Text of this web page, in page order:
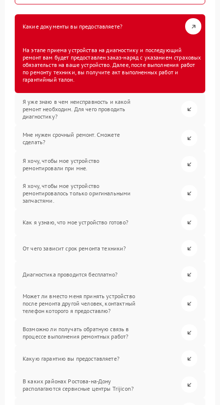
Какие документы вы предоставляете?
На этапе приема устройства на диагностику и последующий
ремонт вам будет предоставлен заказ-наряд с указанием страховых
обязательств на ваше устройство. Далее, после выполнения работ
по ремонту техники, вы получите акт выполненных работ и
гарантийный талон.
Я уже знаю в чем неисправность и какой
ремонт необходим. Для чего проводить
диагностику?
Мне нужен срочный ремонт. Сможете
сделать?
Я хочу, чтобы мое устройство
ремонтировали при мне.
Я хочу, чтобы мое устройство
ремонтировалось только оригинальными
запчастями.
Как я узнаю, что мое устройство готово?
От чего зависит срок ремонта техники?
Диагностика проводится бесплатно?
Может ли вместо меня принять устройство
после ремонта другой человек, контактный
телефон которого я предоставлю?
Возможно ли получать обратную связь в
процессе выполнения ремонтных работ?
Какую гарантию вы предоставляете?
В каких районах Ростова-на-Дону
располагаются сервисные центры Trijicon?